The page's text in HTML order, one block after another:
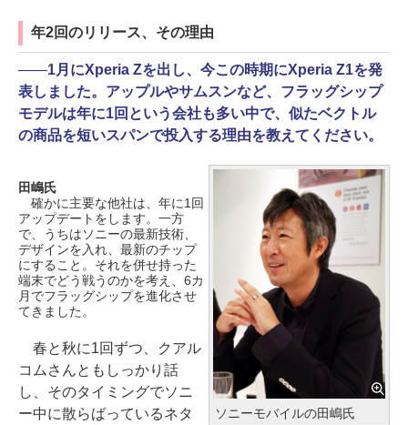
年2回のリリース、その理由
――1月にXperia Zを出し、今この時期にXperia Z1を発
表しました。アップルやサムスンなど、フラッグシップ
モデルは年に1回という会社も多い中で、似たベクトル
の商品を短いスパンで投入する理由を教えてください。
ソニーモバイルの田嶋氏
田嶋氏
確かに主要な他社は、年に1回
アップデートをします。一方
で、うちはソニーの最新技術、
デザインを入れ、最新のチップ
にすること。それを併せ持った
端末でどう戦うのかを考え、6カ
月でフラッグシップを進化させ
てきました。
春と秋に1回ずつ、クアル
コムさんともしっかり話
し、そのタイミングでソニ
ー中に散らばっているネタ